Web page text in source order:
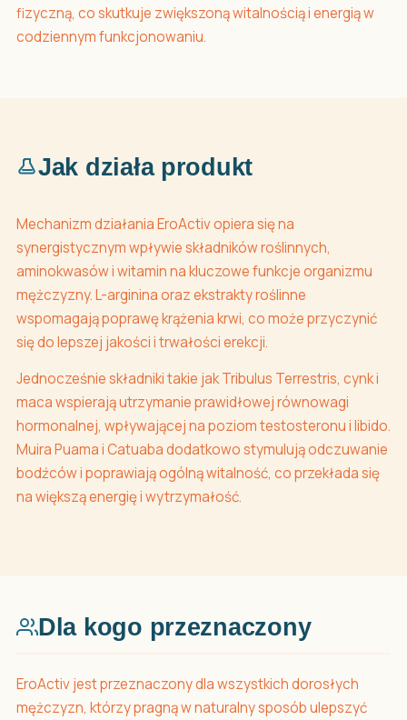
fizyczną, co skutkuje zwiększoną witalnością i energią w
codziennym funkcjonowaniu.
Jak działa produkt
Mechanizm działania EroActiv opiera się na
synergistycznym wpływie składników roślinnych,
aminokwasów i witamin na kluczowe funkcje organizmu
mężczyzny. L-arginina oraz ekstrakty roślinne
wspomagają poprawę krążenia krwi, co może przyczynić
się do lepszej jakości i trwałości erekcji.
Jednocześnie składniki takie jak Tribulus Terrestris, cynk i
maca wspierają utrzymanie prawidłowej równowagi
hormonalnej, wpływającej na poziom testosteronu i libido.
Muira Puama i Catuaba dodatkowo stymulują odczuwanie
bodźców i poprawiają ogólną witalność, co przekłada się
na większą energię i wytrzymałość.
Dla kogo przeznaczony
EroActiv jest przeznaczony dla wszystkich dorosłych
mężczyzn, którzy pragną w naturalny sposób ulepszyć